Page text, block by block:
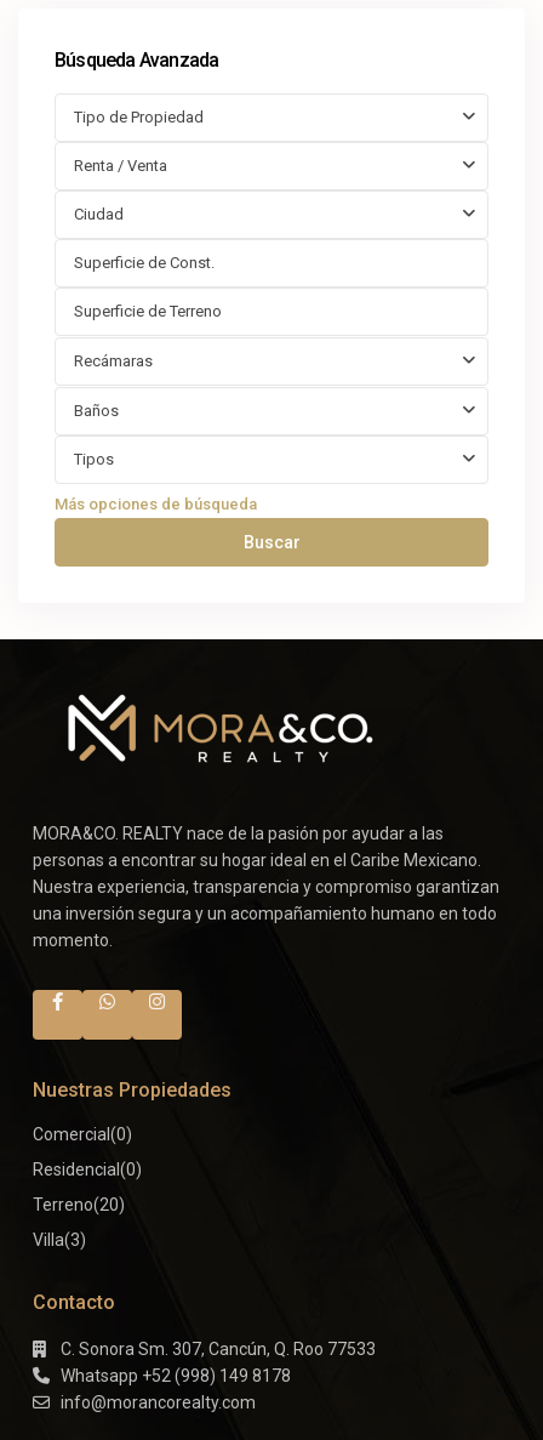
Búsqueda Avanzada
Tipo de Propiedad
Renta / Venta
Ciudad
Recámaras
Baños
Tipos
Más opciones de búsqueda
Buscar
MORA&CO. REALTY nace de la pasión por ayudar a las
personas a encontrar su hogar ideal en el Caribe Mexicano.
Nuestra experiencia, transparencia y compromiso garantizan
una inversión segura y un acompañamiento humano en todo
momento.
Nuestras Propiedades
Comercial (0)
Residencial (0)
Terreno(20)
Villa(3)
Contacto
C. Sonora Sm. 307, Cancún, Q. Roo 77533
Whatsapp +52 (998) 149 8178
info@morancorealty.com